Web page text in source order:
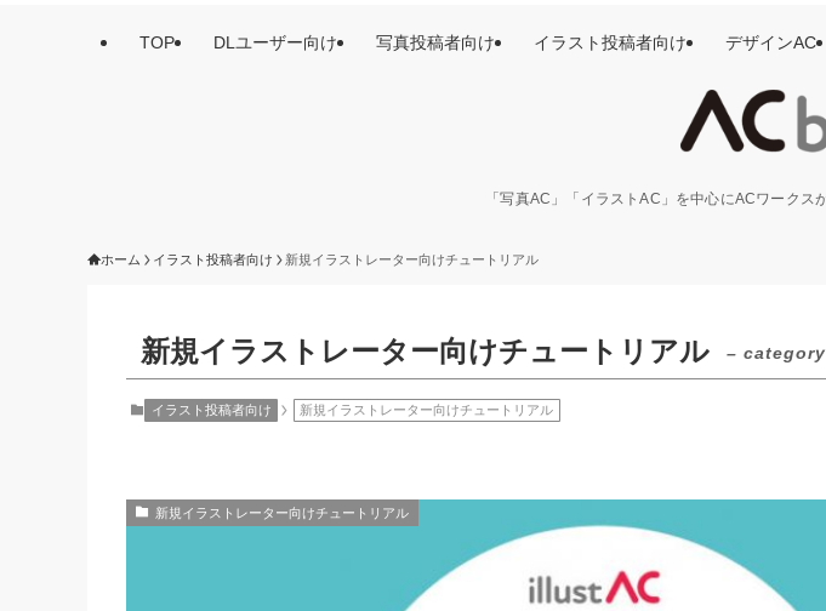
「写真AC」「イラストAC」を中心にACワークス
TOP DLユーザー向け 写真投稿者向け イラスト投稿者向け デザインAC
ホーム イラスト投稿者向け 新規イラストレーター向けチュートリアル
新規イラストレーター向けチュートリアル –
イラスト投稿者向け 新規イラストレーター向けチュートリアル
新規イラストレーター向けチュートリアル